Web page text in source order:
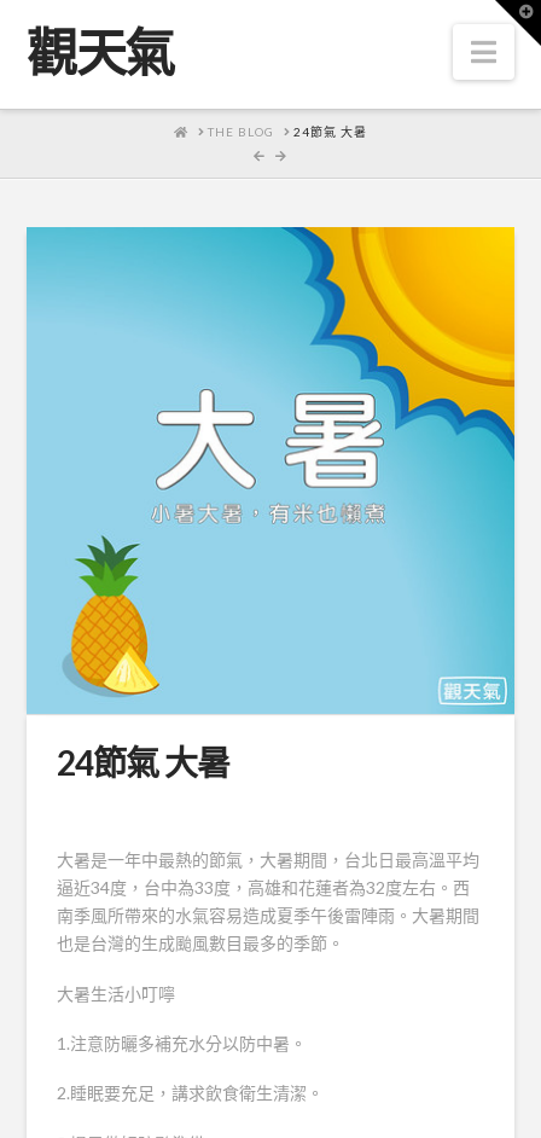
觀天氣
HOME
THE BLOG 24節氣 大暑
24節氣 大暑
大暑是一年中最熱的節氣，大暑期間，台北日最高溫平均
逼近34度，台中為33度，高雄和花蓮者為32度左右。西
南季風所帶來的水氣容易造成夏季午後雷陣雨。大暑期間
也是台灣的生成颱風數目最多的季節。
大暑生活小叮嚀
1.注意防曬多補充水分以防中暑。
2.睡眠要充足，講求飲食衛生清潔。